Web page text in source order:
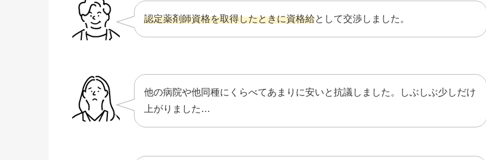
認定薬剤師資格を取得したときに資格給として交渉しました。
他の病院や他同種にくらべてあまりに安いと抗議しました。しぶしぶ少しだけ
上がりました…